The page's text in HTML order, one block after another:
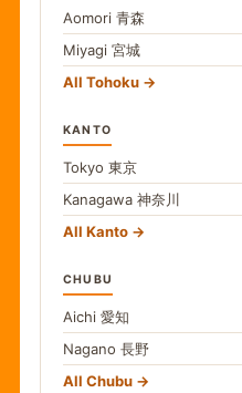
Aomori 青森
Miyagi 宮城
All Tohoku
KANTO
Tokyo 東京
Kanagawa 神奈川
All Kanto
CHUBU
Aichi 愛知
Nagano 長野
All Chubu